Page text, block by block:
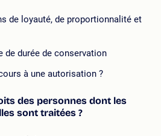
de loyauté, de proportionnalité et
de durée de conservation
à une autorisation ?
des personnes dont les
sont traitées ?